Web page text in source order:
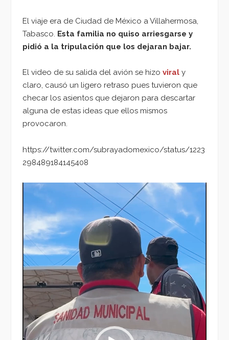
El viaje era de Ciudad de México a Villahermosa,
Tabasco. Esta familia no quiso arriesgarse y
pidió a la tripulación que los dejaran bajar.
El video de su salida del avión se hizo viral y
claro, causó un ligero retraso pues tuvieron que
checar los asientos que dejaron para descartar
alguna de estas ideas que ellos mismos
provocaron.
https://twitter.com/subrayadomexico/status/1223
298489184145408
Reproductor
vídeo